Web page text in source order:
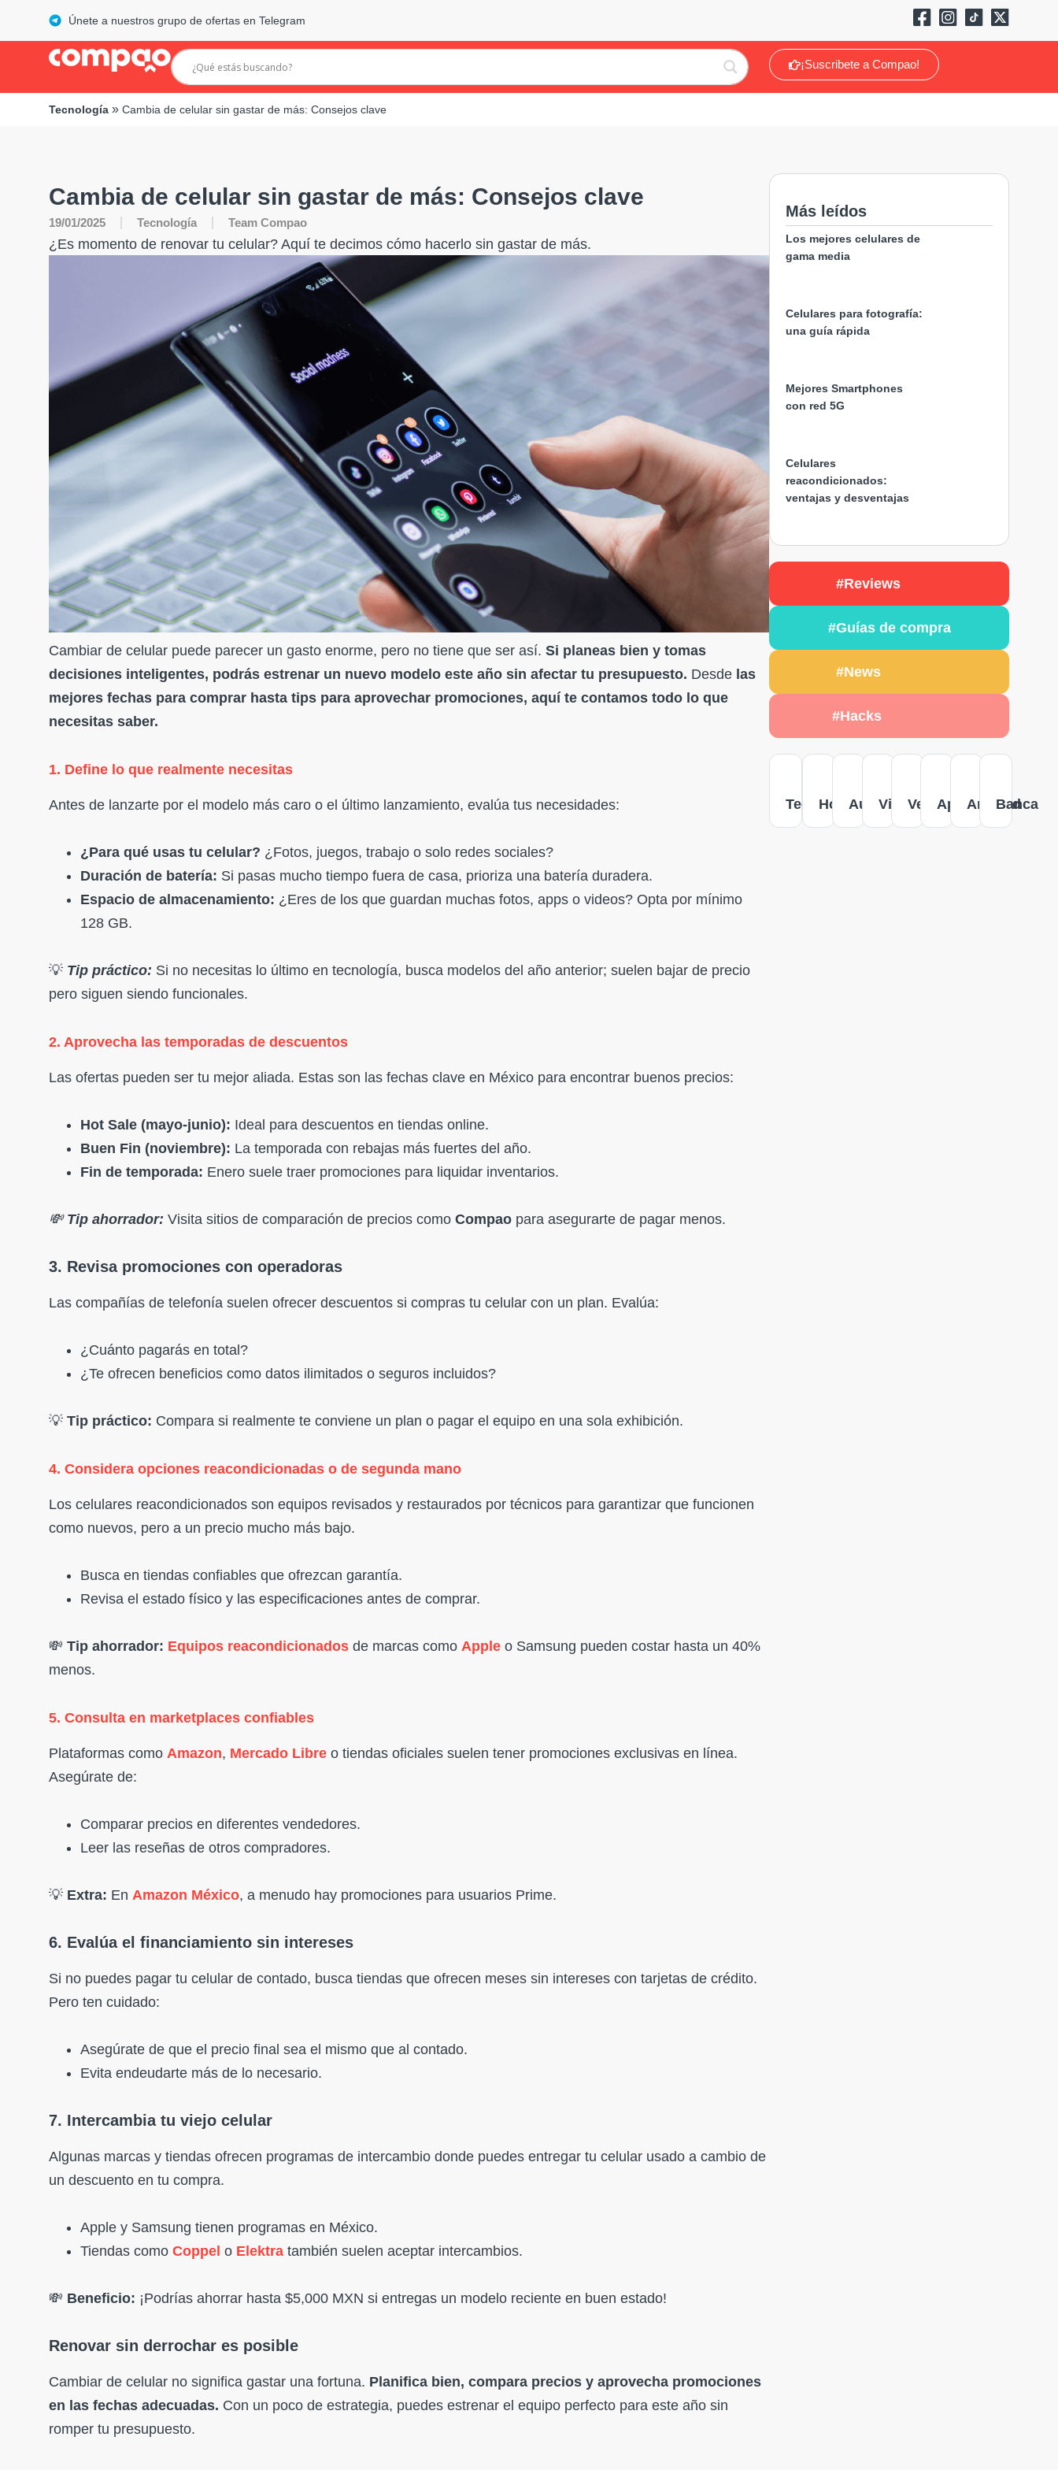
Únete a nuestros grupo de ofertas en Telegram
¡Suscribete a Compao!
Tecnología » Cambia de celular sin gastar de más: Consejos clave
Cambia de celular sin gastar de más: Consejos clave
19/01/2025 Tecnología Team Compao
¿Es momento de renovar tu celular? Aquí te decimos cómo hacerlo sin gastar de más.
Cambiar de celular puede parecer un gasto enorme, pero no tiene que ser así. Si planeas bien y tomas
decisiones inteligentes, podrás estrenar un nuevo modelo este año sin afectar tu presupuesto. Desde las
mejores fechas para comprar hasta tips para aprovechar promociones, aquí te contamos todo lo que
necesitas saber.
1. Define lo que realmente necesitas
Antes de lanzarte por el modelo más caro o el último lanzamiento, evalúa tus necesidades:
¿Para qué usas tu celular? ¿Fotos, juegos, trabajo o solo redes sociales?
Duración de batería: Si pasas mucho tiempo fuera de casa, prioriza una batería duradera.
Espacio de almacenamiento: ¿Eres de los que guardan muchas fotos, apps o videos? Opta por mínimo
128 GB.
💡 Tip práctico: Si no necesitas lo último en tecnología, busca modelos del año anterior; suelen bajar de precio
pero siguen siendo funcionales.
2. Aprovecha las temporadas de descuentos
Las ofertas pueden ser tu mejor aliada. Estas son las fechas clave en México para encontrar buenos precios:
Hot Sale (mayo-junio): Ideal para descuentos en tiendas online.
Buen Fin (noviembre): La temporada con rebajas más fuertes del año.
Fin de temporada: Enero suele traer promociones para liquidar inventarios.
💸 Tip ahorrador: Visita sitios de comparación de precios como Compao para asegurarte de pagar menos.
3. Revisa promociones con operadoras
Las compañías de telefonía suelen ofrecer descuentos si compras tu celular con un plan. Evalúa:
¿Cuánto pagarás en total?
¿Te ofrecen beneficios como datos ilimitados o seguros incluidos?
💡 Tip práctico: Compara si realmente te conviene un plan o pagar el equipo en una sola exhibición.
4. Considera opciones reacondicionadas o de segunda mano
Los celulares reacondicionados son equipos revisados y restaurados por técnicos para garantizar que funcionen
como nuevos, pero a un precio mucho más bajo.
Busca en tiendas confiables que ofrezcan garantía.
Revisa el estado físico y las especificaciones antes de comprar.
💸 Tip ahorrador: Equipos reacondicionados de marcas como Apple o Samsung pueden costar hasta un 40%
menos.
5. Consulta en marketplaces confiables
Plataformas como Amazon, Mercado Libre o tiendas oficiales suelen tener promociones exclusivas en línea.
Asegúrate de:
Comparar precios en diferentes vendedores.
Leer las reseñas de otros compradores.
💡 Extra: En Amazon México, a menudo hay promociones para usuarios Prime.
6. Evalúa el financiamiento sin intereses
Si no puedes pagar tu celular de contado, busca tiendas que ofrecen meses sin intereses con tarjetas de crédito.
Pero ten cuidado:
Asegúrate de que el precio final sea el mismo que al contado.
Evita endeudarte más de lo necesario.
7. Intercambia tu viejo celular
Algunas marcas y tiendas ofrecen programas de intercambio donde puedes entregar tu celular usado a cambio de
un descuento en tu compra.
Apple y Samsung tienen programas en México.
Tiendas como Coppel o Elektra también suelen aceptar intercambios.
💸 Beneficio: ¡Podrías ahorrar hasta $5,000 MXN si entregas un modelo reciente en buen estado!
Renovar sin derrochar es posible
Cambiar de celular no significa gastar una fortuna. Planifica bien, compara precios y aprovecha promociones
en las fechas adecuadas. Con un poco de estrategia, puedes estrenar el equipo perfecto para este año sin
romper tu presupuesto.
Más leídos
Los mejores celulares de
gama media
Celulares para fotografía:
una guía rápida
Mejores Smartphones
con red 5G
Celulares
reacondicionados:
ventajas y desventajas
#Reviews
#Guías de compra
#News
#Hacks
Tecnología
HogarAutosViajesVersusAppleAndroid
Banca